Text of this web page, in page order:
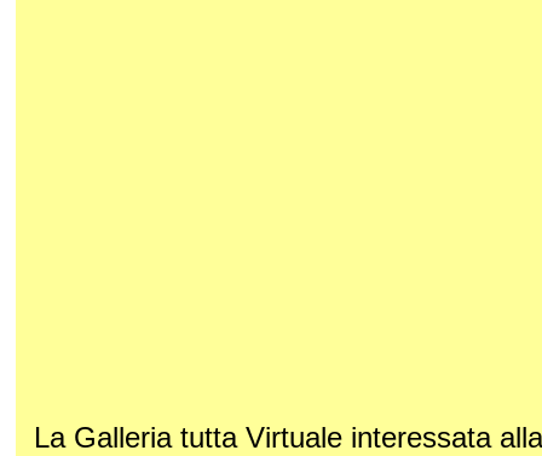
La Galleria tutta Virtuale interessata alla